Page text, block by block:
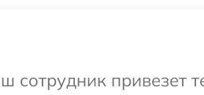
привезет